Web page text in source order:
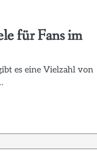
für Fans im
es eine Vielzahl von